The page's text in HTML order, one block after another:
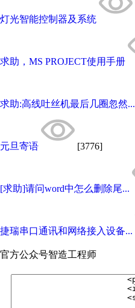
灯光智能控制器及系统
求助，MS PROJECT使用手册
求助:高线吐丝机最后几圈忽然...
元旦寄语 [3776]
[求助]请问word中怎么删除尾...
捷瑞串口通讯和网络接入设备...
官方公众号智造工程师